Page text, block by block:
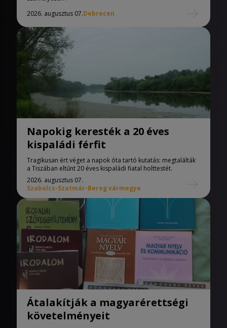
2026. augusztus 07.Debrecen
Napokig keresték a 20 éves
kispaládi férfit
Tragikusan ért véget a napok óta tartó kutatás: megtalálták
a Tiszában eltűnt 20 éves kispaládi fiatal holttestét.
2026. augusztus 07.
Szabolcs-Szatmár-Bereg vármegye
Átalakítják a magyarérettségi
követelményeit